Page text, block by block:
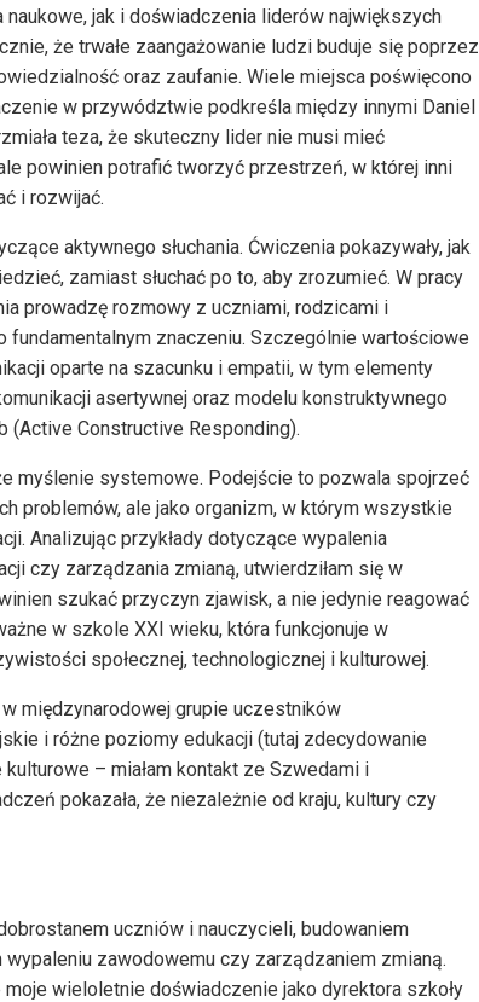
naukowe, jak i doświadczenia liderów największych
że trwałe zaangażowanie ludzi buduje się poprzez
oraz zaufanie. Wiele miejsca poświęcono
w przywództwie podkreśla między innymi Daniel
teza, że skuteczny lider nie musi mieć
powinien potrafić tworzyć przestrzeń, w której inni
i rozwijać.
aktywnego słuchania. Ćwiczenia pokazywały, jak
zamiast słuchać po to, aby zrozumieć. W pracy
prowadzę rozmowy z uczniami, rodzicami i
fundamentalnym znaczeniu. Szczególnie wartościowe
oparte na szacunku i empatii, w tym elementy
asertywnej oraz modelu konstruktywnego
(Active Constructive Responding).
myślenie systemowe. Podejście to pozwala spojrzeć
problemów, ale jako organizm, w którym wszystkie
Analizując przykłady dotyczące wypalenia
czy zarządzania zmianą, utwierdziłam się w
szukać przyczyn zjawisk, a nie jedynie reagować
w szkole XXI wieku, która funkcjonuje w
społecznej, technologicznej i kulturowej.
międzynarodowej grupie uczestników
i różne poziomy edukacji (tutaj zdecydowanie
– miałam kontakt ze Szwedami i
pokazała, że niezależnie od kraju, kultury czy
uczniów i nauczycieli, budowaniem
wypaleniu zawodowemu czy zarządzaniem zmianą.
wieloletnie doświadczenie jako dyrektora szkoły